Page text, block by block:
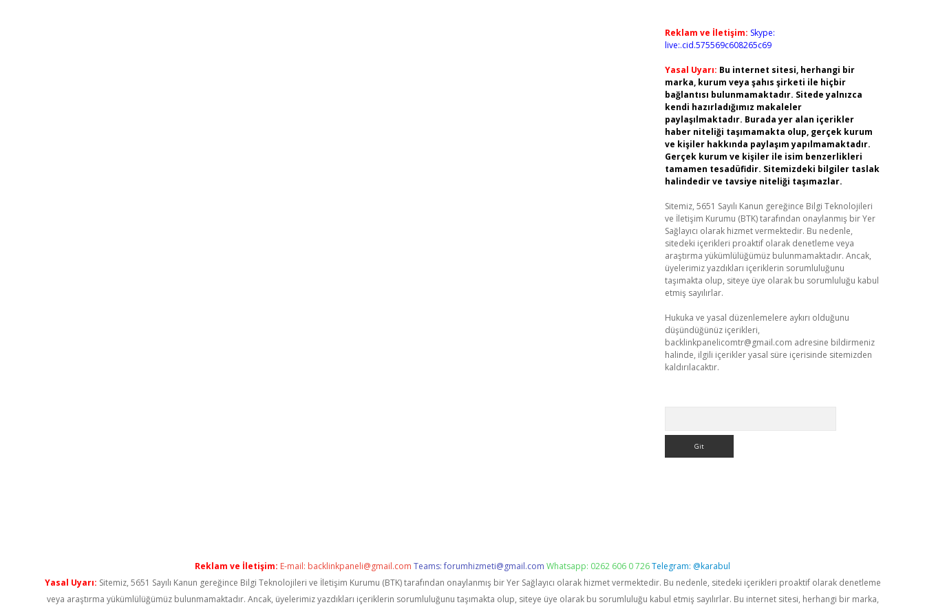
Reklam ve İletişim: Skype:
live:.cid.575569c608265c69
Yasal Uyarı: Bu internet sitesi, herhangi bir
marka, kurum veya şahıs şirketi ile hiçbir
bağlantısı bulunmamaktadır. Sitede yalnızca
kendi hazırladığımız makaleler
paylaşılmaktadır. Burada yer alan içerikler
haber niteliği taşımamakta olup, gerçek kurum
ve kişiler hakkında paylaşım yapılmamaktadır.
Gerçek kurum ve kişiler ile isim benzerlikleri
tamamen tesadüfidir. Sitemizdeki bilgiler taslak
halindedir ve tavsiye niteliği taşımazlar.
Sitemiz, 5651 Sayılı Kanun gereğince Bilgi Teknolojileri
ve İletişim Kurumu (BTK) tarafından onaylanmış bir Yer
Sağlayıcı olarak hizmet vermektedir. Bu nedenle,
sitedeki içerikleri proaktif olarak denetleme veya
araştırma yükümlülüğümüz bulunmamaktadır. Ancak,
üyelerimiz yazdıkları içeriklerin sorumluluğunu
taşımakta olup, siteye üye olarak bu sorumluluğu kabul
etmiş sayılırlar.
Hukuka ve yasal düzenlemelere aykırı olduğunu
düşündüğünüz içerikleri,
backlinkpanelicomtr@gmail.com adresine bildirmeniz
halinde, ilgili içerikler yasal süre içerisinde sitemizden
kaldırılacaktır.
Reklam ve İletişim: E-mail: backlinkpaneli@gmail.com Teams:forumhizmeti@gmail.com Whatsapp: 0262 606 0 726Telegram: @karabul
Yasal Uyarı: Sitemiz, 5651 Sayılı Kanun gereğince Bilgi Teknolojileri ve İletişim Kurumu (BTK) tarafından onaylanmış bir Yer Sağlayıcı olarak hizmet vermektedir. Bu nedenle, sitedeki içerikleri proaktif olarak denetleme
veya araştırma yükümlülüğümüz bulunmamaktadır. Ancak, üyelerimiz yazdıkları içeriklerin sorumluluğunu taşımakta olup, siteye üye olarak bu sorumluluğu kabul etmiş sayılırlar. Bu internet sitesi, herhangi bir marka,